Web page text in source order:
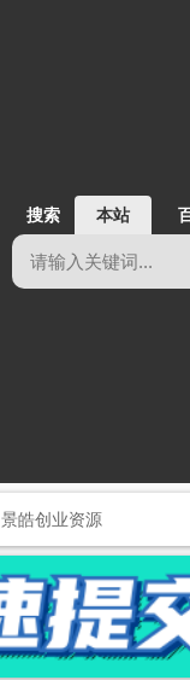
搜索 本站
景皓创业资源